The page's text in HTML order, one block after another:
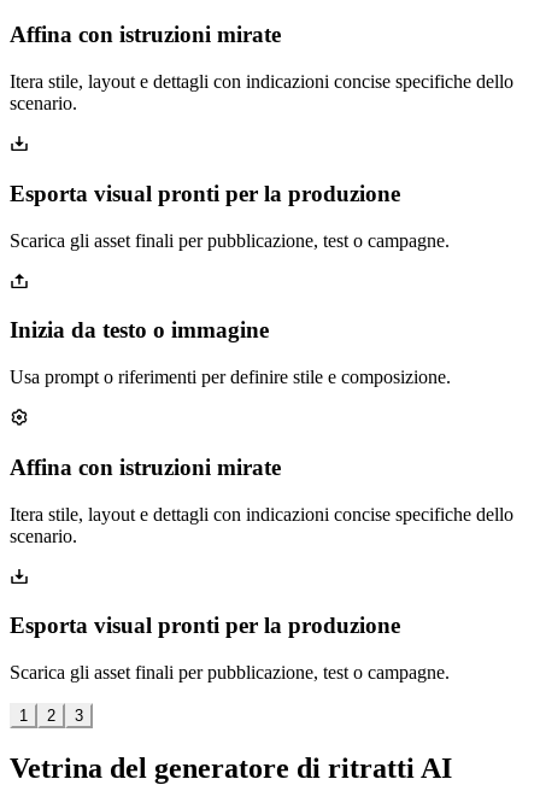
Affina con istruzioni mirate
Itera stile, layout e dettagli con indicazioni concise specifiche dello
scenario.
Esporta visual pronti per la produzione
Scarica gli asset finali per pubblicazione, test o campagne.
Inizia da testo o immagine
Usa prompt o riferimenti per definire stile e composizione.
Affina con istruzioni mirate
Itera stile, layout e dettagli con indicazioni concise specifiche dello
scenario.
Esporta visual pronti per la produzione
Scarica gli asset finali per pubblicazione, test o campagne.
1 2 3
Vetrina del generatore di ritratti AI